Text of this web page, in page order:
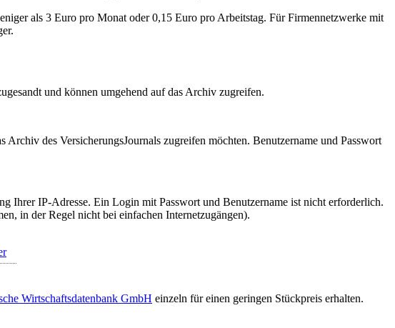
als 3 Euro pro Monat oder 0,15 Euro pro Arbeitstag. Für Firmennetzwerke mit
und können umgehend auf das Archiv zugreifen.
des VersicherungsJournals zugreifen möchten. Benutzername und Passwort
Ihrer IP-Adresse. Ein Login mit Passwort und Benutzername ist nicht erforderlich.
in der Regel nicht bei einfachen Internetzugängen).
Wirtschaftsdatenbank GmbH einzeln für einen geringen Stückpreis erhalten.